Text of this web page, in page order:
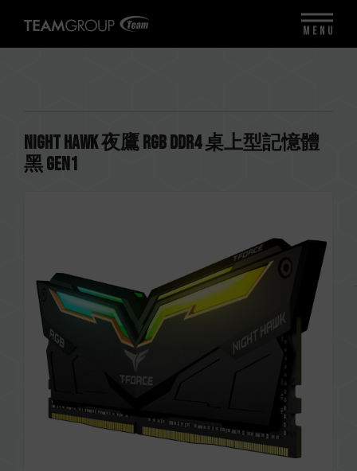
NIGHT HAWK 夜鷹 RGB DDR4 桌上型記憶體
黑 Gen1
MENU